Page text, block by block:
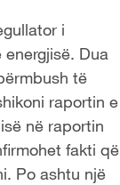
i
Dua
të
raportin e
në raportin
fakti që
Po ashtu një